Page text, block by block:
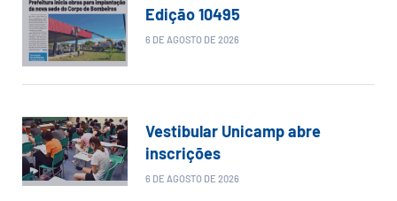
Edição 10495
6 DE AGOSTO DE 2026
Vestibular Unicamp abre
inscrições
6 DE AGOSTO DE 2026